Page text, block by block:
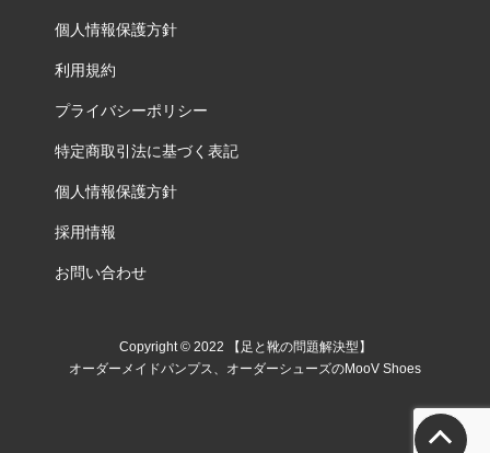
個人情報保護方針
利用規約
プライバシーポリシー
特定商取引法に基づく表記
個人情報保護方針
採用情報
お問い合わせ
Copyright © 2022 【足と靴の問題解決型】
オーダーメイドパンプス、オーダーシューズのMooV Shoes